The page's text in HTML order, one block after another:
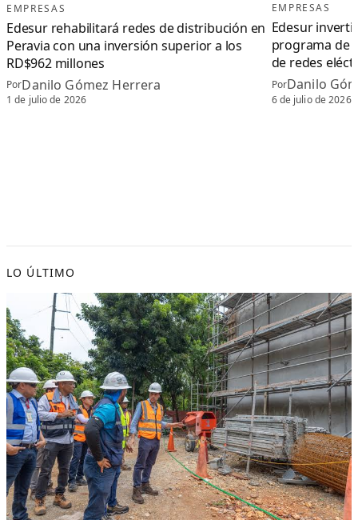
EMPRESAS
Edesur rehabilitará redes de distribución en
Peravia con una inversión superior a los
RD$962 millones
PorDanilo Gómez Herrera
1 de julio de 2026
EMPRESAS
Edesur
programa de
de redes
PorDanilo
6 de julio de 2026
LO ÚLTIMO